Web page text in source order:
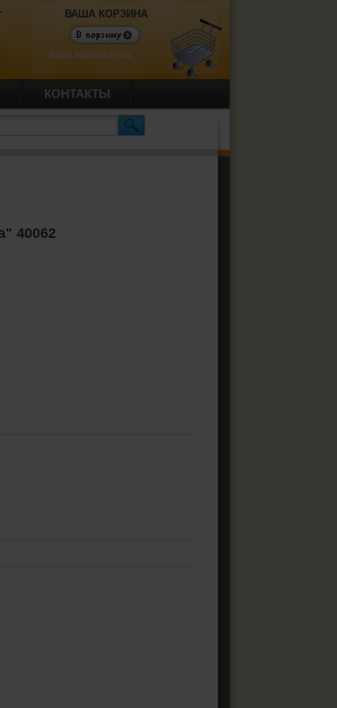
ВАША КОРЗИНА
Ваша корзина пуста.
КОНТАКТЫ
40062